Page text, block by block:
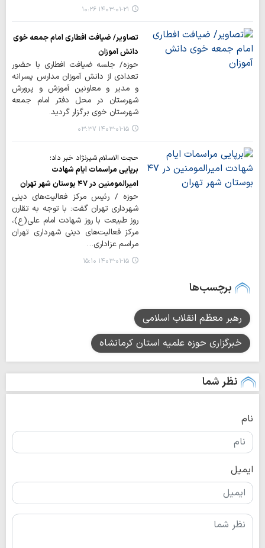
۱۴۰۳-۰۱-۲۱ ۱۰:۲۶
تصاویر/ ضیافت افطاری امام جمعه خوی
دانش آموزان
حوزه/ جلسه ضیافت افطاری با حضور
تعدادی از دانش آموزان مدارس پسرانه
و مدیر و معاونین آموزش و پرورش
شهرستان در محل دفتر امام جمعه
شهرستان خوی برگزار گردید.
۱۴۰۳-۰۱-۱۵ ۰۳:۳۷
حجت الاسلام شیرنژاد خبر داد؛
برپایی مراسمات ایام شهادت
امیرالمومنین در ۴۷ بوستان شهر تهران
حوزه / رئیس مرکز فعالیت‌های دینی
شهرداری تهران گفت: با توجه به تقارن
روز طبیعت با روز شهادت امام علی(ع)،
مرکز فعالیت‌های دینی شهرداری تهران
مراسم عزاداری…
۱۴۰۳-۰۱-۱۵ ۱۵:۱۰
برچسب‌ها
رهبر معظم انقلاب اسلامی
خبرگزاری حوزه علمیه استان کرمانشاه
نظر شما
نام
ایمیل